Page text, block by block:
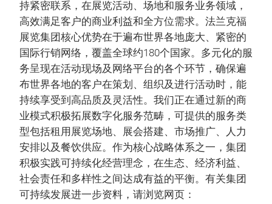
持紧密联系，在展览活动、场地和服务业务领域，
高效满足客户的商业利益和全方位需求。法兰克福
展览集团核心优势在于遍布世界各地庞大、紧密的
国际行销网络，覆盖全球约180个国家。多元化的服
务呈现在活动现场及网络平台的各个环节，确保遍
布世界各地的客户在策划、组织及进行活动时，能
持续享受到高品质及灵活性。我们正在通过新的商
业模式积极拓展数字化服务范畴，可提供的服务类
型包括租用展览场地、展会搭建、市场推广、人力
安排以及餐饮供应。作为核心战略体系之一，集团
积极实践可持续化经营理念，在生态、经济利益、
社会责任和多样性之间达成有益的平衡。有关集团
可持续发展进一步资料，请浏览网页：